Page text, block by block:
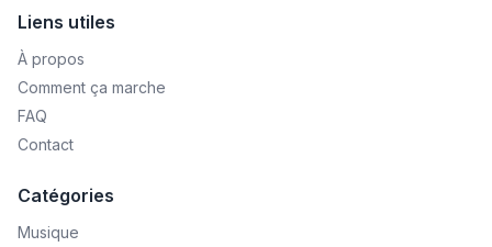
Liens utiles
À propos
Comment ça marche
FAQ
Contact
Catégories
Musique